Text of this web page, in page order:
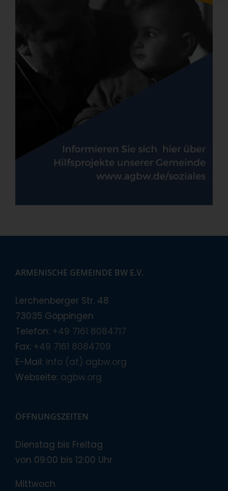
ARMENISCHE GEMEINDE BW E.V.
Lerchenberger Str. 48
73035 Göppingen
Telefon: +49 7161 8084717
Fax: +49 7161 8084709
E-Mail: info (at) agbw.org
Webseite: agbw.org
ÖFFNUNGSZEITEN
Dienstag bis Freitag
von 09:00 bis 12:00 Uhr
Mittwoch